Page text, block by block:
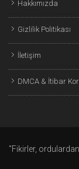
Hakkımızda
Gizlilik Politikası
İletişim
DMCA & İtibar
"Fikirler,